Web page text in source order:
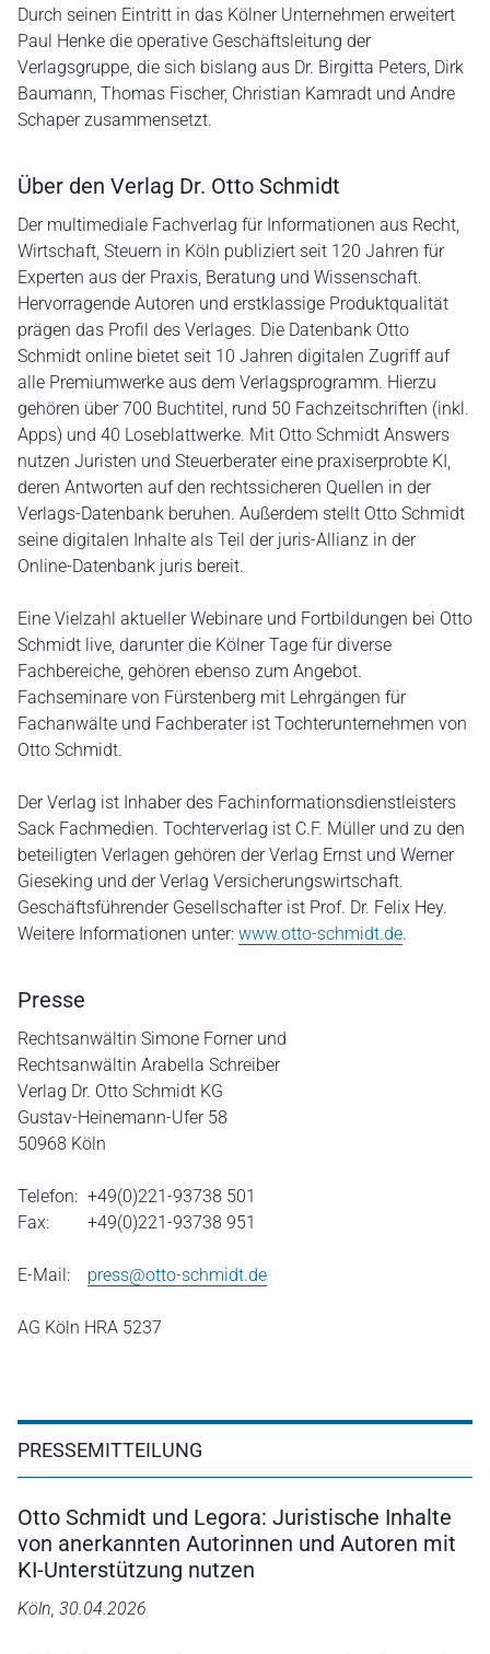
Durch seinen Eintritt in das Kölner Unternehmen erweitert
Paul Henke die operative Geschäftsleitung der
Verlagsgruppe, die sich bislang aus Dr. Birgitta Peters, Dirk
Baumann, Thomas Fischer, Christian Kamradt und Andre
Schaper zusammensetzt.
Über den Verlag Dr. Otto Schmidt
Der multimediale Fachverlag für Informationen aus Recht,
Wirtschaft, Steuern in Köln publiziert seit 120 Jahren für
Experten aus der Praxis, Beratung und Wissenschaft.
Hervorragende Autoren und erstklassige Produktqualität
prägen das Profil des Verlages. Die Datenbank Otto
Schmidt online bietet seit 10 Jahren digitalen Zugriff auf
alle Premiumwerke aus dem Verlagsprogramm. Hierzu
gehören über 700 Buchtitel, rund 50 Fachzeitschriften (inkl.
Apps) und 40 Loseblattwerke. Mit Otto Schmidt Answers
nutzen Juristen und Steuerberater eine praxiserprobte KI,
deren Antworten auf den rechtssicheren Quellen in der
Verlags-Datenbank beruhen. Außerdem stellt Otto Schmidt
seine digitalen Inhalte als Teil der juris-Allianz in der
Online-Datenbank juris bereit.
Eine Vielzahl aktueller Webinare und Fortbildungen bei Otto
Schmidt live, darunter die Kölner Tage für diverse
Fachbereiche, gehören ebenso zum Angebot.
Fachseminare von Fürstenberg mit Lehrgängen für
Fachanwälte und Fachberater ist Tochterunternehmen von
Otto Schmidt.
Der Verlag ist Inhaber des Fachinformationsdienstleisters
Sack Fachmedien. Tochterverlag ist C.F. Müller und zu den
beteiligten Verlagen gehören der Verlag Ernst und Werner
Gieseking und der Verlag Versicherungswirtschaft.
Geschäftsführender Gesellschafter ist Prof. Dr. Felix Hey.
Weitere Informationen unter: www.otto-schmidt.de.
Presse
Rechtsanwältin Simone Forner und
Rechtsanwältin Arabella Schreiber
Verlag Dr. Otto Schmidt KG
Gustav-Heinemann-Ufer 58
50968 Köln
Telefon: +49(0)221-93738 501
Fax:
+49(0)221-93738 951
E-Mail: press@otto-schmidt.de
AG Köln HRA 5237
PRESSEMITTEILUNG
Otto Schmidt und Legora: Juristische Inhalte
von anerkannten Autorinnen und Autoren mit
KI-Unterstützung nutzen
Köln, 30.04.2026